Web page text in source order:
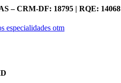
– CRM-DF: 18795 | RQE: 14068